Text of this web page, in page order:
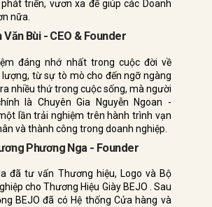
triển, vươn xa để giúp các Doanh
nữa.
Văn Bùi - CEO & Founder
đáng nhớ nhất trong cuộc đời về
lượng, từ sự tò mò cho đến ngỡ ngàng
nhiều thứ trong cuộc sống, mà người
là Chuyên Gia Nguyễn Ngoan -
lần trải nghiệm trên hành trình vạn
và thành công trong doanh nghiệp.
Phương Nga - Founder
đã tư vấn Thương hiệu, Logo và Bộ
cho Thương Hiệu Giày BEJO . Sau
BEJO đã có Hệ thống Cửa hàng và